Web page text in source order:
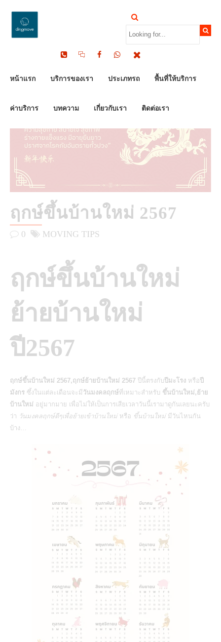
หน้าแรก บริการของเรา ประเภทรถ พื้นที่ให้บริการ
ค่าบริการ บทความ เกี่ยวกับเรา ติดต่อเรา
ฤกษ์ขึ้นบ้านใหม่ 2567
0 MOVING TIPS
ฤกษ์ขึ้นบ้านใหม่
ย้ายบ้านใหม่
ปี2567
ฤกษ์ขึ้นบ้านใหม่ 2567,ฤกษ์ย้ายบ้านใหม่ 2567 ปีนี้ตรงกับปีมะโรง หรือปี
มังกร ซึ้งในแต่ละเดือนจะมี วันมงคลฤกษ์ที่เหมาะสำหรับ ขึ้นบ้านใหม่,ย้าย
บ้านใหม่ อยู่มากมาย เพื่อไม่ให้เป็นการเสียเวลาวันนี้เรามาดูกันเลยนะครับ
ว่า วันมงคลฤกษ์ดีๆเพื่อย้ายเข้าบ้านใหม่หรือ ขึ้นบ้านใหม่มีวันไหนกัน
บ้าง…